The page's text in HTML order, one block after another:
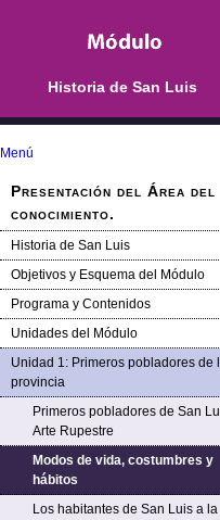
Historia de San Luis
Menú
Presentación del Área del
conocimiento.
Historia de San Luis
Objetivos y Esquema del Módulo
Programa y Contenidos
Unidades del Módulo
Unidad 1: Primeros pobladores de
provincia
Primeros pobladores de San
Arte Rupestre
Modos de vida, costumbres y
hábitos
Los habitantes de San Luis a la